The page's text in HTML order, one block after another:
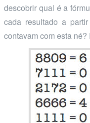
descobrir qual é a
cada resultado a
contavam com esta